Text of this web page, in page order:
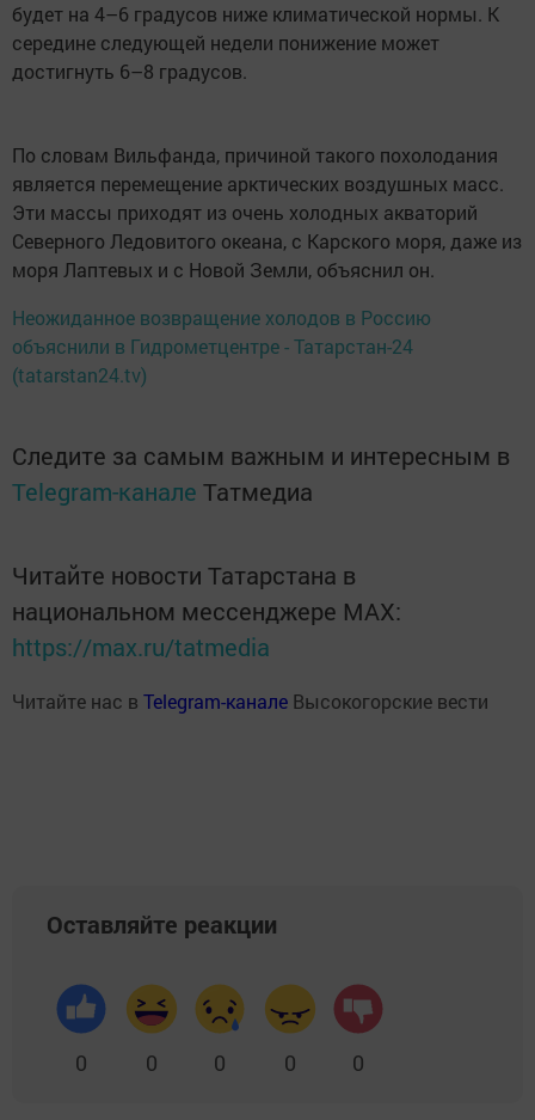
будет на 4–6 градусов ниже климатической нормы. К
середине следующей недели понижение может
достигнуть 6–8 градусов.
По словам Вильфанда, причиной такого похолодания
является перемещение арктических воздушных масс.
Эти массы приходят из очень холодных акваторий
Северного Ледовитого океана, с Карского моря, даже из
моря Лаптевых и с Новой Земли, объяснил он.
Неожиданное возвращение холодов в Россию
объяснили в Гидрометцентре - Татарстан-24
(tatarstan24.tv)
Следите за самым важным и интересным в
Telegram-канале Татмедиа
Читайте новости Татарстана в
национальном мессенджере MАХ:
https://max.ru/tatmedia
Читайте нас в Telegram-канале Высокогорские вести
Оставляйте реакции
0 0 0 0 0